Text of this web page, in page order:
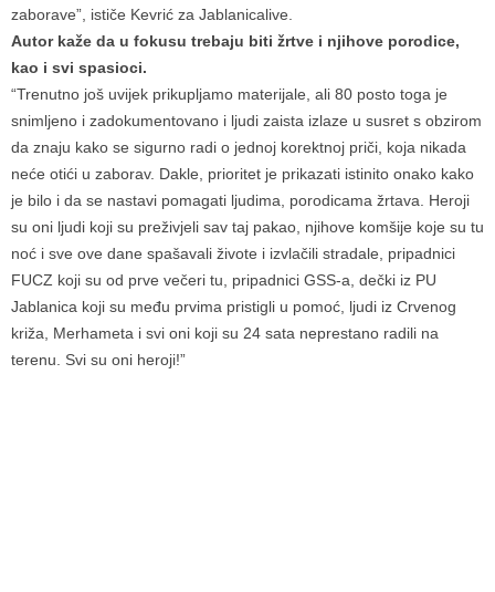
zaborave”, ističe Kevrić za Jablanicalive.
Autor kaže da u fokusu trebaju biti žrtve i njihove porodice,
kao i svi spasioci.
“Trenutno još uvijek prikupljamo materijale, ali 80 posto toga je
snimljeno i zadokumentovano i ljudi zaista izlaze u susret s obzirom
da znaju kako se sigurno radi o jednoj korektnoj priči, koja nikada
neće otići u zaborav. Dakle, prioritet je prikazati istinito onako kako
je bilo i da se nastavi pomagati ljudima, porodicama žrtava. Heroji
su oni ljudi koji su preživjeli sav taj pakao, njihove komšije koje su tu
noć i sve ove dane spašavali živote i izvlačili stradale, pripadnici
FUCZ koji su od prve večeri tu, pripadnici GSS-a, dečki iz PU
Jablanica koji su među prvima pristigli u pomoć, ljudi iz Crvenog
križa, Merhameta i svi oni koji su 24 sata neprestano radili na
terenu. Svi su oni heroji!”